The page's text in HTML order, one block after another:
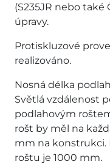
(S235JR nebo také
úpravy.
Protiskluzové
realizováno.
Nosná délka
Světlá vzdálenost
podlahovým
rošt by měl na
mm na konstrukci.
roštu je 1000 mm.